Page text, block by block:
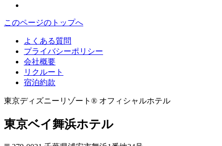
このページのトップへ
よくある質問
プライバシーポリシー
会社概要
リクルート
宿泊約款
東京ディズニーリゾート® オフィシャルホテル
東京ベイ舞浜ホテル